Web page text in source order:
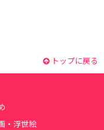
トップに戻る
・浮世絵